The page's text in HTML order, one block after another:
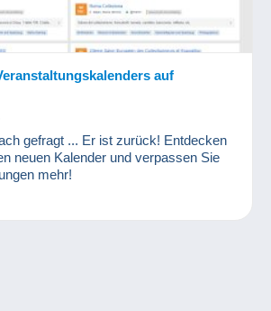
auf
gefragt ... Er ist zurück! Entdecken
neuen Kalender und verpassen Sie
mehr!